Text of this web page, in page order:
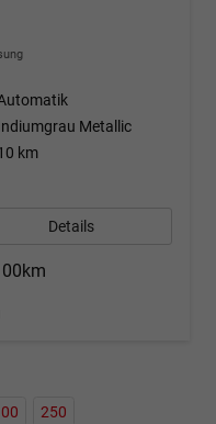
Metallic
km
Details
250